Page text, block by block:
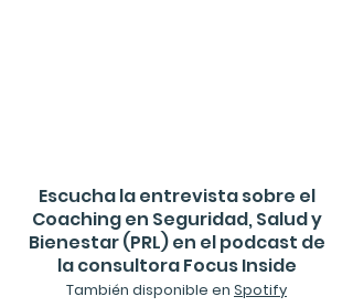
Escucha la entrevista sobre el
Coaching en Seguridad, Salud y
Bienestar (PRL) en el podcast de
la consultora Focus Inside
También disponible en Spotify